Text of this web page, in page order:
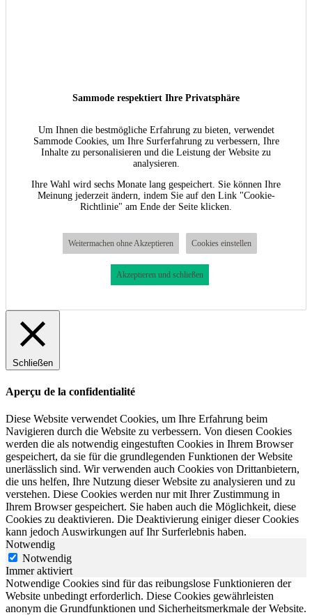
Sammode respektiert Ihre Privatsphäre
Um Ihnen die bestmögliche Erfahrung zu bieten, verwendet
Sammode Cookies, um Ihre Surferfahrung zu verbessern, Ihre
Inhalte zu personalisieren und die Leistung der Website zu
analysieren.
Ihre Wahl wird sechs Monate lang gespeichert. Sie können Ihre
Meinung jederzeit ändern, indem Sie auf den Link "Cookie-
Richtlinie" am Ende der Seite klicken.
Weitermachen ohne Akzeptieren Cookies einstellen
Akzeptieren und schließen
Schließen
Aperçu de la confidentialité
Diese Website verwendet Cookies, um Ihre Erfahrung beim
Navigieren durch die Website zu verbessern. Von diesen Cookies
werden die als notwendig eingestuften Cookies in Ihrem Browser
gespeichert, da sie für die grundlegenden Funktionen der Website
unerlässlich sind. Wir verwenden auch Cookies von Drittanbietern,
die uns helfen, Ihre Nutzung dieser Website zu analysieren und zu
verstehen. Diese Cookies werden nur mit Ihrer Zustimmung in
Ihrem Browser gespeichert. Sie haben auch die Möglichkeit, diese
Cookies zu deaktivieren. Die Deaktivierung einiger dieser Cookies
kann jedoch Auswirkungen auf Ihr Surferlebnis haben.
Notwendig
Notwendig
Immer aktiviert
Notwendige Cookies sind für das reibungslose Funktionieren der
Website unbedingt erforderlich. Diese Cookies gewährleisten
anonym die Grundfunktionen und Sicherheitsmerkmale der Website.